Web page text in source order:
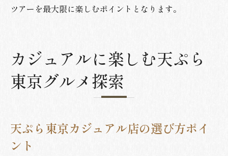
ツアーを最大限に楽しむポイントとなります。
カジュアルに楽しむ天ぷら
東京グルメ探索
天ぷら東京カジュアル店の選び方ポイ
ント